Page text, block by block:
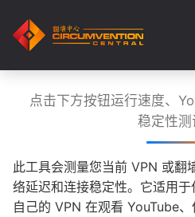
点击下方按钮运行速度、
稳定性测
此工具会测量您当前 VPN 或翻
络延迟和连接稳定性。它适用
自己的 VPN 在观看 YouTube